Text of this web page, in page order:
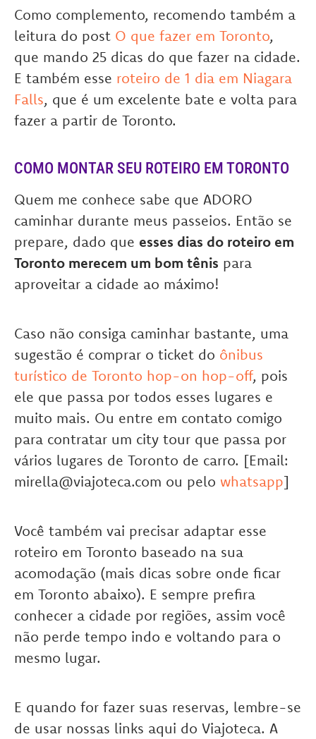
Como complemento, recomendo também a
leitura do post O que fazer em Toronto,
que mando 25 dicas do que fazer na cidade.
E também esse roteiro de 1 dia em Niagara
Falls, que é um excelente bate e volta para
fazer a partir de Toronto.
COMO MONTAR SEU ROTEIRO EM TORONTO
Quem me conhece sabe que ADORO
caminhar durante meus passeios. Então se
prepare, dado que esses dias do roteiro em
Toronto merecem um bom tênis para
aproveitar a cidade ao máximo!
Caso não consiga caminhar bastante, uma
sugestão é comprar o ticket do ônibus
turístico de Toronto hop-on hop-off, pois
ele que passa por todos esses lugares e
muito mais. Ou entre em contato comigo
para contratar um city tour que passa por
vários lugares de Toronto de carro. [Email:
mirella@viajoteca.com ou pelo whatsapp]
Você também vai precisar adaptar esse
roteiro em Toronto baseado na sua
acomodação (mais dicas sobre onde ficar
em Toronto abaixo). E sempre prefira
conhecer a cidade por regiões, assim você
não perde tempo indo e voltando para o
mesmo lugar.
E quando for fazer suas reservas, lembre-se
de usar nossas links aqui do Viajoteca. A